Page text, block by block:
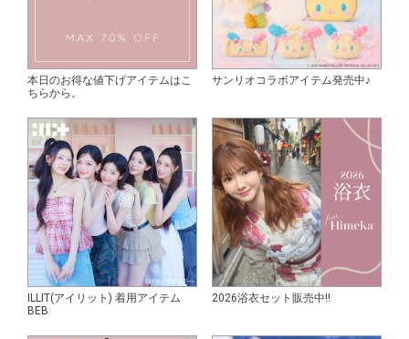
本日のお得な値下げアイテムはこ
ちらから。
サンリオコラボアイテム発売中♪
ILLIT(アイリット) 着用アイテム
BEB
2026浴衣セット販売中!!